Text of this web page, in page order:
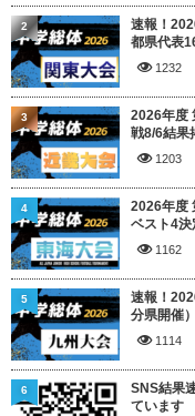
速報！
都県代表
1232
2
2026年度
戦8/6結果
1203
3
2026年度
ベスト4決
1162
4
速報！
分県開催
1114
5
SNS結果
ています
6